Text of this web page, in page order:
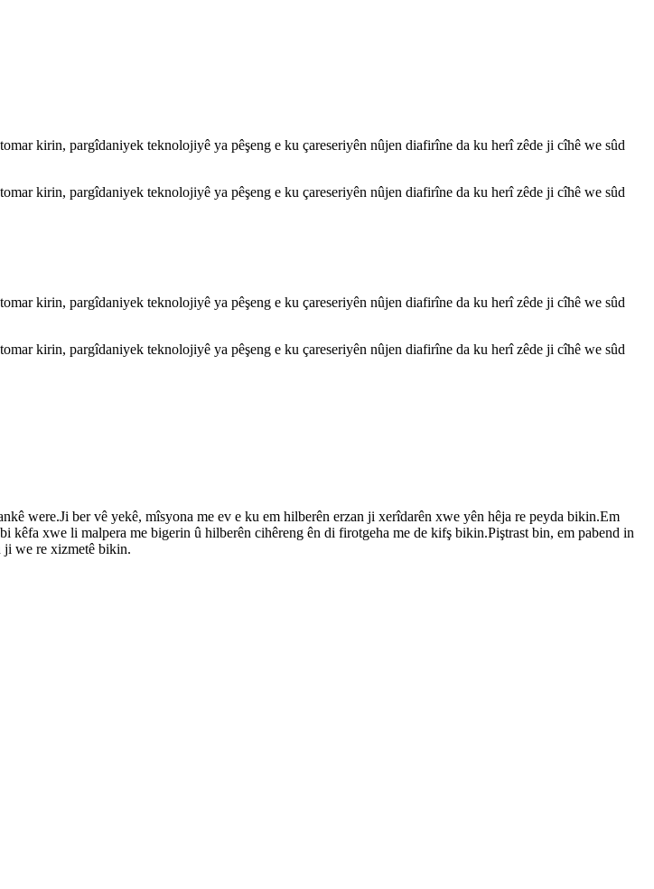
kirin, pargîdaniyek teknolojiyê ya pêşeng e ku çareseriyên nûjen diafirîne da ku herî zêde ji cîhê we sûd
kirin, pargîdaniyek teknolojiyê ya pêşeng e ku çareseriyên nûjen diafirîne da ku herî zêde ji cîhê we sûd
kirin, pargîdaniyek teknolojiyê ya pêşeng e ku çareseriyên nûjen diafirîne da ku herî zêde ji cîhê we sûd
kirin, pargîdaniyek teknolojiyê ya pêşeng e ku çareseriyên nûjen diafirîne da ku herî zêde ji cîhê we sûd
were.Ji ber vê yekê, mîsyona me ev e ku em hilberên erzan ji xerîdarên xwe yên hêja re peyda bikin.Em
xwe li malpera me bigerin û hilberên cihêreng ên di firotgeha me de kifş bikin.Piştrast bin, em pabend in
ji we re xizmetê bikin.